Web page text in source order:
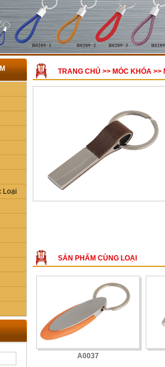
Loại
TRANG CHỦ >> MÓC KHÓA >>
SẢN PHẨM CÙNG LOẠI
A0037